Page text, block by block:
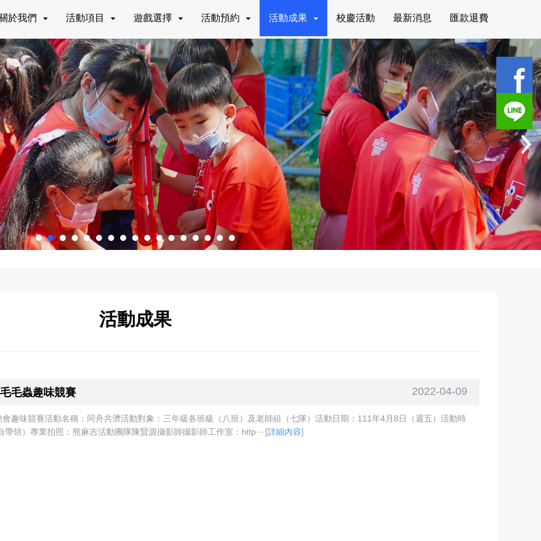
於我們 活動項目 遊戲選擇 活動預約 活動成果 校慶活動 最新消息 匯款退費
活動成果
2022-04-09
毛蟲趣味競賽
趣味競賽活動名稱：同舟共濟活動對象：三年級各班級（八班）及老師組（七隊）活動日期：111年4月8日（週五）活動時
領）專業拍照：熊麻吉活動團隊陳賢源攝影師攝影師工作室：http···[詳細內容]